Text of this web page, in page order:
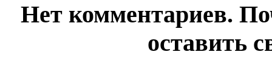
Нет комментариев.
оставить